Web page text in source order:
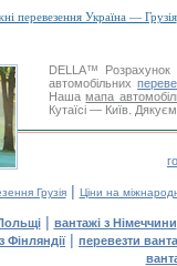
перевезення Україна — Грузія
DELLA™ Розрахунок
автомобільних
Нашамапа
Кутаїсі — Київ.
Грузія| Ціни на
| вантажі з Німеччини
Фінляндії| перевезти